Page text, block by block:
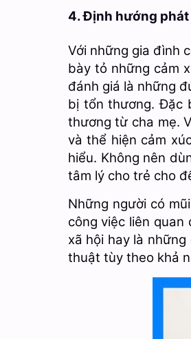
4. Định hướng
Với những gia đình
bày tỏ những cảm
đánh giá là những
bị tổn thương. Đặc
thương từ cha mẹ.
và thể hiện cảm
hiểu. Không nên
tâm lý cho trẻ cho
Những người có
công việc liên
xã hội hay là
thuật tùy theo khả